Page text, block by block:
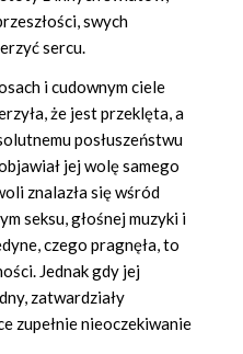
swych
sercu.
i cudownym ciele
że jest przeklęta, a
posłuszeństwu
jej wolę samego
znalazła się wśród
seksu, głośnej muzyki i
czego pragnęła, to
Jednak gdy jej
zatwardziały
zupełnie nieoczekiwanie